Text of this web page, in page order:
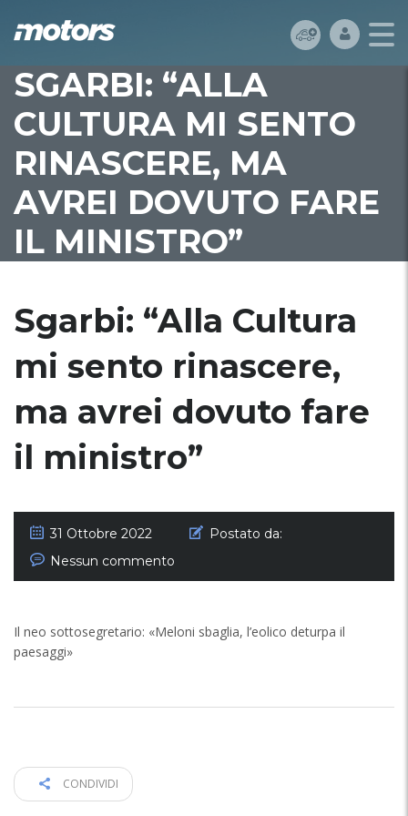
SGARBI: “ALLA
CULTURA MI SENTO
RINASCERE, MA
AVREI DOVUTO FARE
IL MINISTRO”
Sgarbi: “Alla Cultura
mi sento rinascere,
ma avrei dovuto fare
il ministro”
31 Ottobre 2022
Postato da:
Nessun commento
Il neo sottosegretario: «Meloni sbaglia, l’eolico deturpa il
paesaggi»
CONDIVIDI